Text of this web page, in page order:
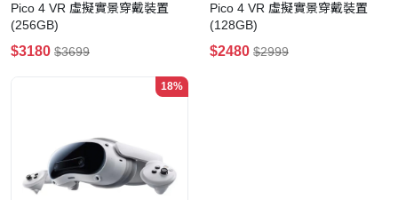
Pico 4 VR 虛擬實景穿戴裝置
(256GB)
$3180 $3699
Pico 4 VR 虛擬實景穿戴裝置
(128GB)
$2480 $2999
18%